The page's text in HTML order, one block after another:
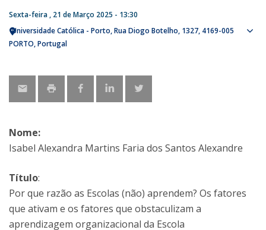
Sexta-feira , 21 de Março 2025 - 13:30
Universidade Católica - Porto Rua Diogo Botelho, 1327 4169-005
PORTO Portugal
Nome:
Isabel Alexandra Martins Faria dos Santos Alexandre
Título:
Por que razão as Escolas (não) aprendem? Os fatores
que ativam e os fatores que obstaculizam a
aprendizagem organizacional da Escola